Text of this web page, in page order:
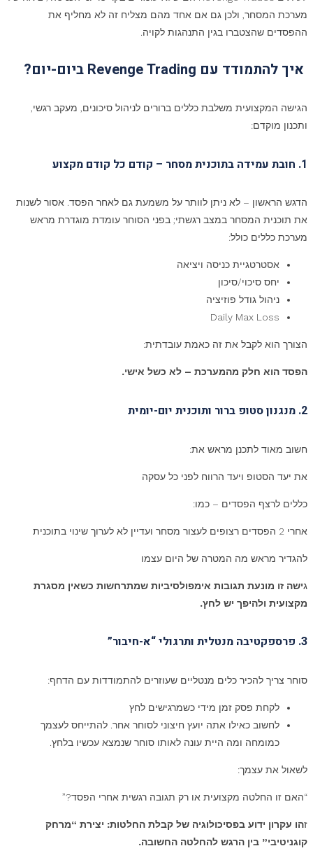
מערכת המסחר, ולכן גם אם אחד מהם מצליח זה לא מחליף את
ההפסדים שהצטברו בגין התנהגות לקויה.
איך להתמודד עם Revenge Trading ביום-יום?
הגישה המקצועית משלבת כללים ברורים לניהול סיכונים, מעקב רגשי,
ותכנון מוקדם:
1. חובת עמידה בתוכנית מסחר – קודם כל קודם מקצוע
הדגש הראשון – לא ניתן לוותר על משמעת גם לאחר הפסד. אסור לשנות
את תוכנית המסחר במצב רגשתי; בפני הסוחר עומדת מוגדרת מראש
מערכת כללים כולל:
אסטרטגיית כניסה ויציאה
יחס סיכוי/סיכון
ניהול גודל פוזיציה
Daily Max Loss
הצורך הוא לקבל את זה כאמת עובדתית:
הפסד הוא חלק מהמערכת – לא כשל אישי.
2. מנגנון סטופ ברור ותוכנית יום-יומית
חשוב מאוד לתכנן מראש את:
את יעד הסטופ ויעד הרווח לפני כל עסקה
כללים לרצף הפסדים – כמו:
אחרי 2 הפסדים רצופים לעצור מסחר ועדיין לא לערוך שינוי בתוכנית
להגדיר מראש מה המטרה של היום עצמו
גישה זו מונעת תגובות אימפולסיביות שמתרחשות כשאין מסגרת
מקצועית ולהיפך יש לחץ.
3. פרספקטיבה מנטלית ותרגולי “א-חיבור”
סוחר צריך להכיר כלים מנטליים שעוזרים להתמודדות עם הדחף:
לקחת פסק זמן מידי כשמרגישים לחץ
לחשוב כאילו אתה יועץ חיצוני לסוחר אחר. להתייחס לעצמך
כמומחה ומה היית עונה לאותו סוחר שנמצא עכשיו בלחץ.
לשאול את עצמך:
“האם זו החלטה מקצועית או רק תגובה רגשית אחרי הפסד?”
זהו עקרון ידוע בפסיכולוגיה של קבלת החלטות: יצירת “מרחק
קוגניטיבי” בין הרגש להחלטה החשובה.